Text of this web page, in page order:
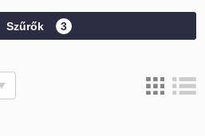
Szűrők 3